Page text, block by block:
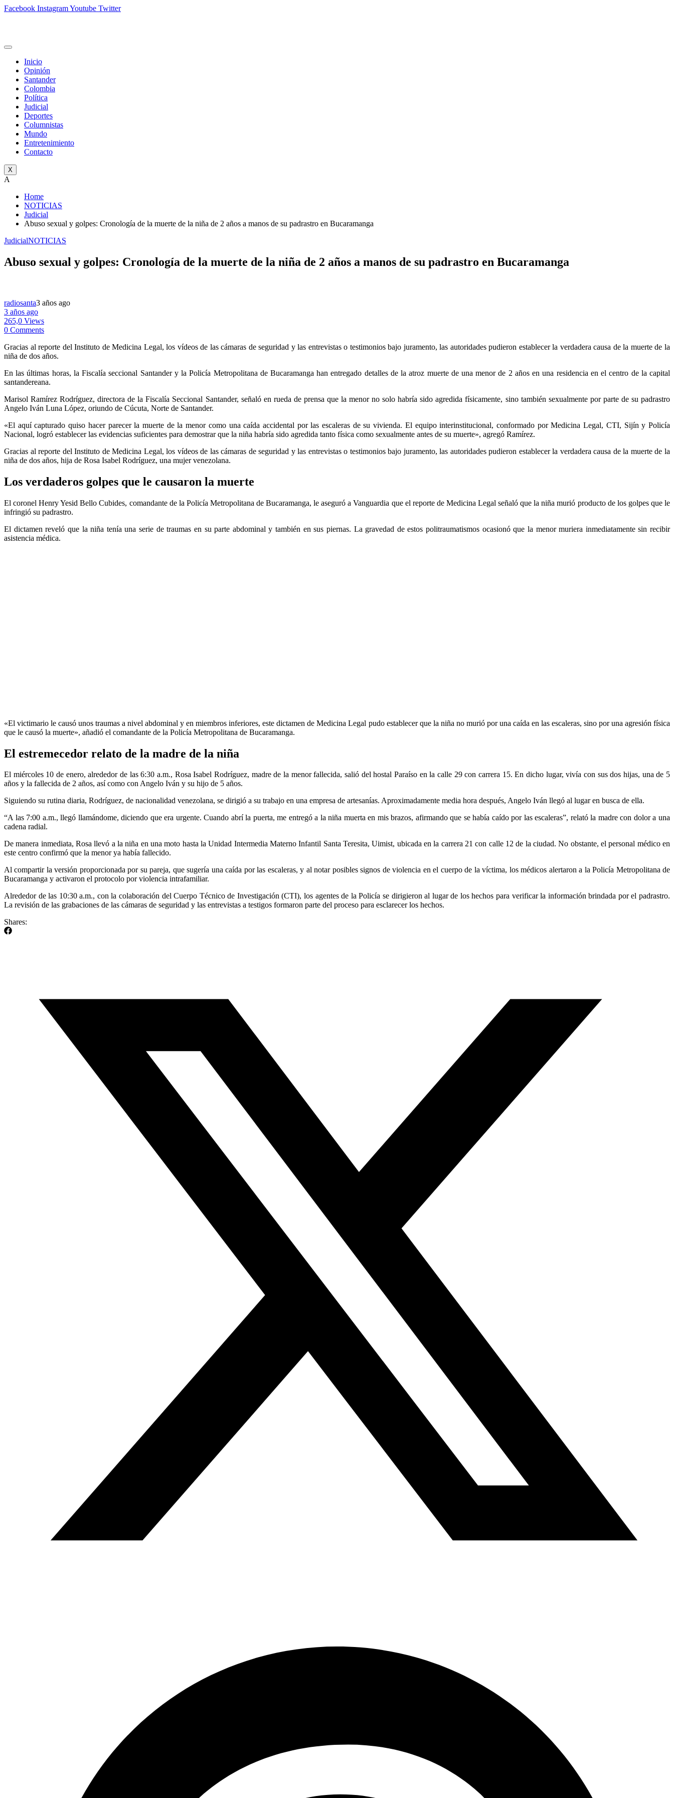
Facebook InstagramYoutube Twitter
Inicio
Opinión
Santander
Colombia
Política
Judicial
Deportes
Columnistas
Mundo
Entretenimiento
Contacto
X
A
Home
NOTICIAS
Judicial
Abuso sexual y golpes: Cronología de la muerte de la niña de 2 años a manos de su padrastro en Bucaramanga
JudicialNOTICIAS
Abuso sexual y golpes: Cronología de la muerte de la niña de 2 años a manos de su padrastro en Bucaramanga
radiosanta3 años ago
3 años ago
265,0 Views
0 Comments
Gracias al reporte del Instituto de Medicina Legal, los vídeos de las cámaras de seguridad y las entrevistas o testimonios bajo juramento, las autoridades pudieron establecer la verdadera causa de la muerte de la
niña de dos años.
En las últimas horas, la Fiscalía seccional Santander y la Policía Metropolitana de Bucaramanga han entregado detalles de la atroz muerte de una menor de 2 años en una residencia en el centro de la capital
santandereana.
Marisol Ramírez Rodríguez, directora de la Fiscalía Seccional Santander, señaló en rueda de prensa que la menor no solo habría sido agredida físicamente, sino también sexualmente por parte de su padrastro
Angelo Iván Luna López, oriundo de Cúcuta, Norte de Santander.
«El aquí capturado quiso hacer parecer la muerte de la menor como una caída accidental por las escaleras de su vivienda. El equipo interinstitucional, conformado por Medicina Legal, CTI, Sijín y Policía
Nacional, logró establecer las evidencias suficientes para demostrar que la niña habría sido agredida tanto física como sexualmente antes de su muerte», agregó Ramírez.
Gracias al reporte del Instituto de Medicina Legal, los vídeos de las cámaras de seguridad y las entrevistas o testimonios bajo juramento, las autoridades pudieron establecer la verdadera causa de la muerte de la
niña de dos años, hija de Rosa Isabel Rodríguez, una mujer venezolana.
Los verdaderos golpes que le causaron la muerte
El coronel Henry Yesid Bello Cubides, comandante de la Policía Metropolitana de Bucaramanga, le aseguró a Vanguardia que el reporte de Medicina Legal señaló que la niña murió producto de los golpes que le
infringió su padrastro.
El dictamen reveló que la niña tenía una serie de traumas en su parte abdominal y también en sus piernas. La gravedad de estos politraumatismos ocasionó que la menor muriera inmediatamente sin recibir
asistencia médica.
«El victimario le causó unos traumas a nivel abdominal y en miembros inferiores, este dictamen de Medicina Legal pudo establecer que la niña no murió por una caída en las escaleras, sino por una agresión física
que le causó la muerte», añadió el comandante de la Policía Metropolitana de Bucaramanga.
El estremecedor relato de la madre de la niña
El miércoles 10 de enero, alrededor de las 6:30 a.m., Rosa Isabel Rodríguez, madre de la menor fallecida, salió del hostal Paraíso en la calle 29 con carrera 15. En dicho lugar, vivía con sus dos hijas, una de 5
años y la fallecida de 2 años, así como con Angelo Iván y su hijo de 5 años.
Siguiendo su rutina diaria, Rodríguez, de nacionalidad venezolana, se dirigió a su trabajo en una empresa de artesanías. Aproximadamente media hora después, Angelo Iván llegó al lugar en busca de ella.
“A las 7:00 a.m., llegó llamándome, diciendo que era urgente. Cuando abrí la puerta, me entregó a la niña muerta en mis brazos, afirmando que se había caído por las escaleras”, relató la madre con dolor a una
cadena radial.
De manera inmediata, Rosa llevó a la niña en una moto hasta la Unidad Intermedia Materno Infantil Santa Teresita, Uimist, ubicada en la carrera 21 con calle 12 de la ciudad. No obstante, el personal médico en
este centro confirmó que la menor ya había fallecido.
Al compartir la versión proporcionada por su pareja, que sugería una caída por las escaleras, y al notar posibles signos de violencia en el cuerpo de la víctima, los médicos alertaron a la Policía Metropolitana de
Bucaramanga y activaron el protocolo por violencia intrafamiliar.
Alrededor de las 10:30 a.m., con la colaboración del Cuerpo Técnico de Investigación (CTI), los agentes de la Policía se dirigieron al lugar de los hechos para verificar la información brindada por el padrastro.
La revisión de las grabaciones de las cámaras de seguridad y las entrevistas a testigos formaron parte del proceso para esclarecer los hechos.
Shares: